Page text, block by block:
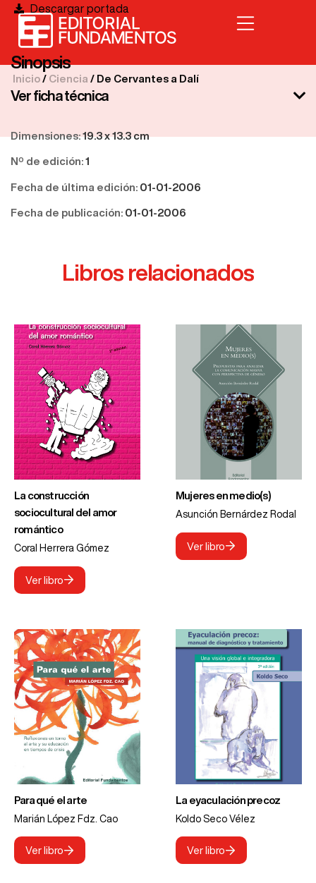
Inicio / Ciencia / De Cervantes a Dalí
Descargar portada
Sinopsis
Ver ficha técnica
Dimensiones:19.3 x 13.3 cm
Nº de edición: 1
Fecha de última edición: 01-01-2006
Fecha de publicación: 01-01-2006
Libros relacionados
La construcción
sociocultural del amor
romántico
Coral Herrera Gómez
Ver libro
Mujeres en medio(s)
Asunción Bernárdez Rodal
Ver libro
Para qué el arte
Marián López Fdz. Cao
Ver libro
La eyaculación precoz
Koldo Seco Vélez
Ver libro